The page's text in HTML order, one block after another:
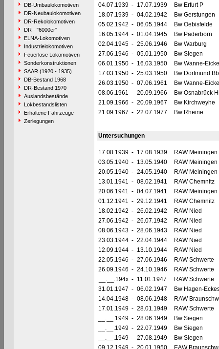
DB-Umbaulokomotiven
DR-Neubaulokomotiven
DR-Rekolokomotiven
DR - "6000er"
ELNA-Lokomotiven
Industrielokomotiven
Feuerlose Lokomotiven
Sonderkonstruktionen
SAAR (1920 - 1935)
DB-Bestand 1968
DR-Bestand 1970
Auslandsbestände
Lokbestandslisten
Erhaltene Fahrzeuge
Zerlegungen
04.07.1939 - 17.07.1939
Bw Erfurt P
18.07.1939 - 04.02.1942
Bw Gerstungen
05.02.1942 - 06.05.1944
Bw Oebisfelde
16.05.1944 - 01.04.1945
Bw Paderborn
02.04.1945 - 25.06.1946
Bw Warburg
27.06.1946 - 05.01.1950
Bw Siegen
06.01.1950 - 16.03.1950
Bw Wanne-
17.03.1950 - 25.03.1950
Bw Dortmund
26.03.1950 - 07.06.1961
Bw Wanne-
08.06.1961 - 20.09.1966
Bw Osnabrück
21.09.1966 - 20.09.1967
Bw Kirchweyhe
21.09.1967 - 22.07.1977 Bw Rheine
Untersuchungen
17.08.1939 - 17.08.1939
RAW Meiningen
03.05.1940 - 13.05.1940
RAW Meiningen
20.05.1940 - 24.05.1940
RAW Meiningen
13.01.1941 - 08.02.1941
RAW Chemnitz
20.06.1941 - 04.07.1941
RAW Meiningen
01.12.1941 - 29.12.1941
RAW Chemnitz
18.02.1942 - 26.02.1942
RAW Nied
27.06.1942 - 26.07.1942
RAW Nied
08.06.1943 - 28.06.1943
RAW Nied
23.03.1944 - 22.04.1944
RAW Nied
12.09.1944 - 13.10.1944
RAW Nied
22.05.1946 - 27.06.1946
RAW Schwerte
26.09.1946 - 24.10.1946
RAW Schwerte
__.__.194x - 11.01.1947
RAW Schwerte
31.01.1947 - 06.02.1947
Bw Hagen-
14.04.1948 - 08.06.1948
RAW
17.01.1949 - 28.01.1949
RAW Schwerte
__.__.1949 - 28.06.1949
Bw Siegen
__.__.1949 - 22.07.1949
Bw Siegen
__.__.1949 - 27.08.1949
Bw Siegen
09.12.1949 - 20.01.1950
EAW